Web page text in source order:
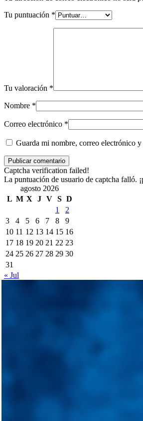
Tu puntuación *
Tu valoración *
Nombre *
Correo electrónico *
Guarda mi nombre, correo electrónico
Captcha verification failed!
La puntuación de usuario de captcha falló.
agosto 2026
L M X J V S D
1
2
3
4 5 6 7 8
9
10 11 12 13 14 15 16
17 18 19 20 21 22 23
24 25 26 27 28 29 30
31
« Jul